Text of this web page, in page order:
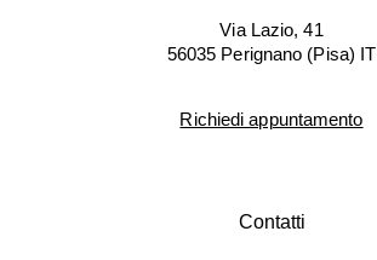
Via Lazio, 41
56035 Perignano (Pisa) IT
Richiedi appuntamento
Contatti